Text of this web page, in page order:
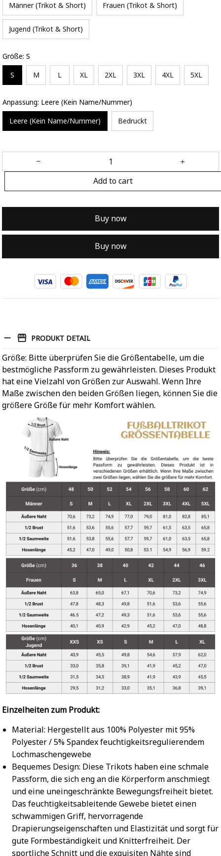
Männer (Trikot & Short) Frauen (Trikot & Short)
Jugend (Trikot & Short)
Größe: S
S M L XL 2XL 3XL 4XL 5XL
Anpassung: Leere (Kein Name/Nummer)
Leere (Kein Name/Nummer) Bedruckt
Add to cart
Buy now
Buy now
PRODUKT DETAIL
Größe: Bitte überprüfen Sie die Größentabelle, um die
bestmögliche Passform zu gewährleisten. Dieses Produkt
hat eine Vielzahl von Größen zur Auswahl. Wenn Ihre
Maße zwischen den beiden Größen liegen, können Sie die
größere Größe für mehr Komfort wählen.
Einzelheiten zum Produkt:
Material: Hergestellt aus 100% Polyester mit 95%
Polyester / 5% Spandex feuchtigkeitsregulierendem
Lochmaschengewebe
Bequemes Design: Diese Trikots haben eine schmale
Passform, die sich eng an die Körperform anschmiegt
und eine uneingeschränkte Bewegungsfreiheit bietet.
Das feuchtigkeitsableitende Gewebe bietet einen
schwammigen Griff, hervorragende
Drapierungseigenschaften und Elastizität und sorgt für
gute Formbeständigkeit und Knitterfreiheit. Der
sportliche Schnitt und die exquisiten Nähte sind